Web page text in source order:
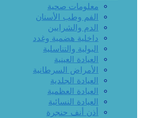
معلومات صحية
الفم وطب الأسنان
الدم والشرايين
داخلية هضمية وغدد
البولية والتناسلية
العيادة العينية
الأمراض السرطانية
العيادة الجلدية
العيادة العظمية
العيادة النسائية
أذن أنف حنجرة